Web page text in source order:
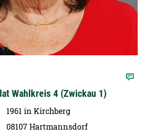
Wahlkreis 4 (Zwickau 1)
1961 in Kirchberg
08107 Hartmannsdorf